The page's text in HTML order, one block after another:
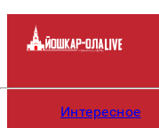
Интересное